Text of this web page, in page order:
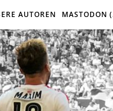
AUTOREN MASTODON